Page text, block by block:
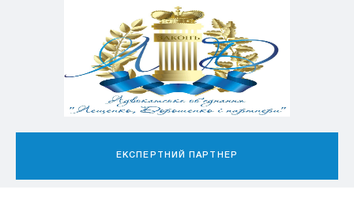
ЕКСПЕРТНИЙ ПАРТНЕР